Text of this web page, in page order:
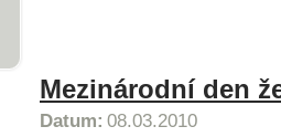
Mezinárodní den
Datum: 08.03.2010